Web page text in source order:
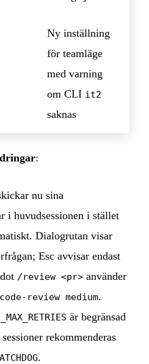
Ny inställning
för teamläge
med varning
om CLI it2
saknas
:
nu sina
i huvudsessionen i stället
Dialogrutan visar
Esc avvisar endast
/review <pr> använder
review medium.
är begränsad
rekommenderas
.